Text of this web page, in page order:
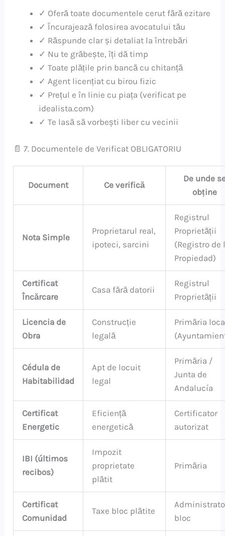
✓ Oferă toate documentele cerut fără ezitare
✓ Încurajează folosirea avocatului tău
✓ Răspunde clar și detaliat la întrebări
✓ Nu te grăbește, îți dă timp
✓ Toate plățile prin bancă cu chitanță
✓ Agent licențiat cu birou fizic
✓ Prețul e în linie cu piața (verificat pe
idealista.com)
✓ Te lasă să vorbești liber cu vecinii
📄 7. Documentele de Verificat OBLIGATORIU
Document Ce verifică
De unde
obține
Nota Simple
Proprietarul real,
ipoteci, sarcini
Registrul
Proprietății
(Registro de
Propiedad)
Certificat
Încărcare
Casa fără datorii
Registrul
Proprietății
Licencia de
Obra
Construcție
legală
Primăria
Cédula de
Habitabilidad
Apt de locuit
legal
Primăria /
Junta de
Andalucía
Certificat
Energetic
Eficiență
energetică
Certificator
autorizat
IBI (últimos
recibos)
Impozit
proprietate
plătit
Primăria
Certificat
Comunidad
Taxe bloc plătite
bloc